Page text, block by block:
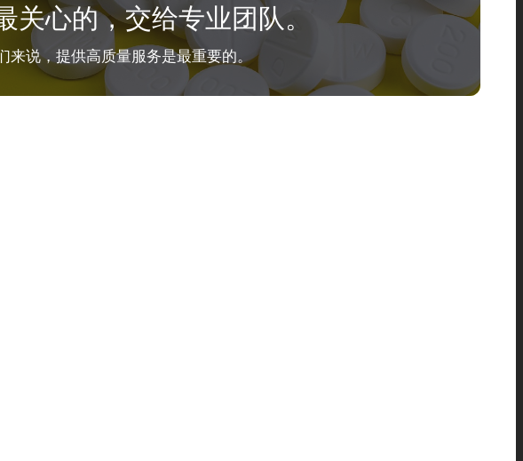
关心的，交给专业团队。
来说，提供高质量服务是最重要的。